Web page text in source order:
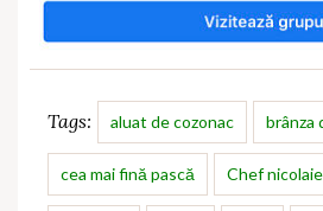
Tags: aluat de cozonac brânza
cea mai fină pască Chef